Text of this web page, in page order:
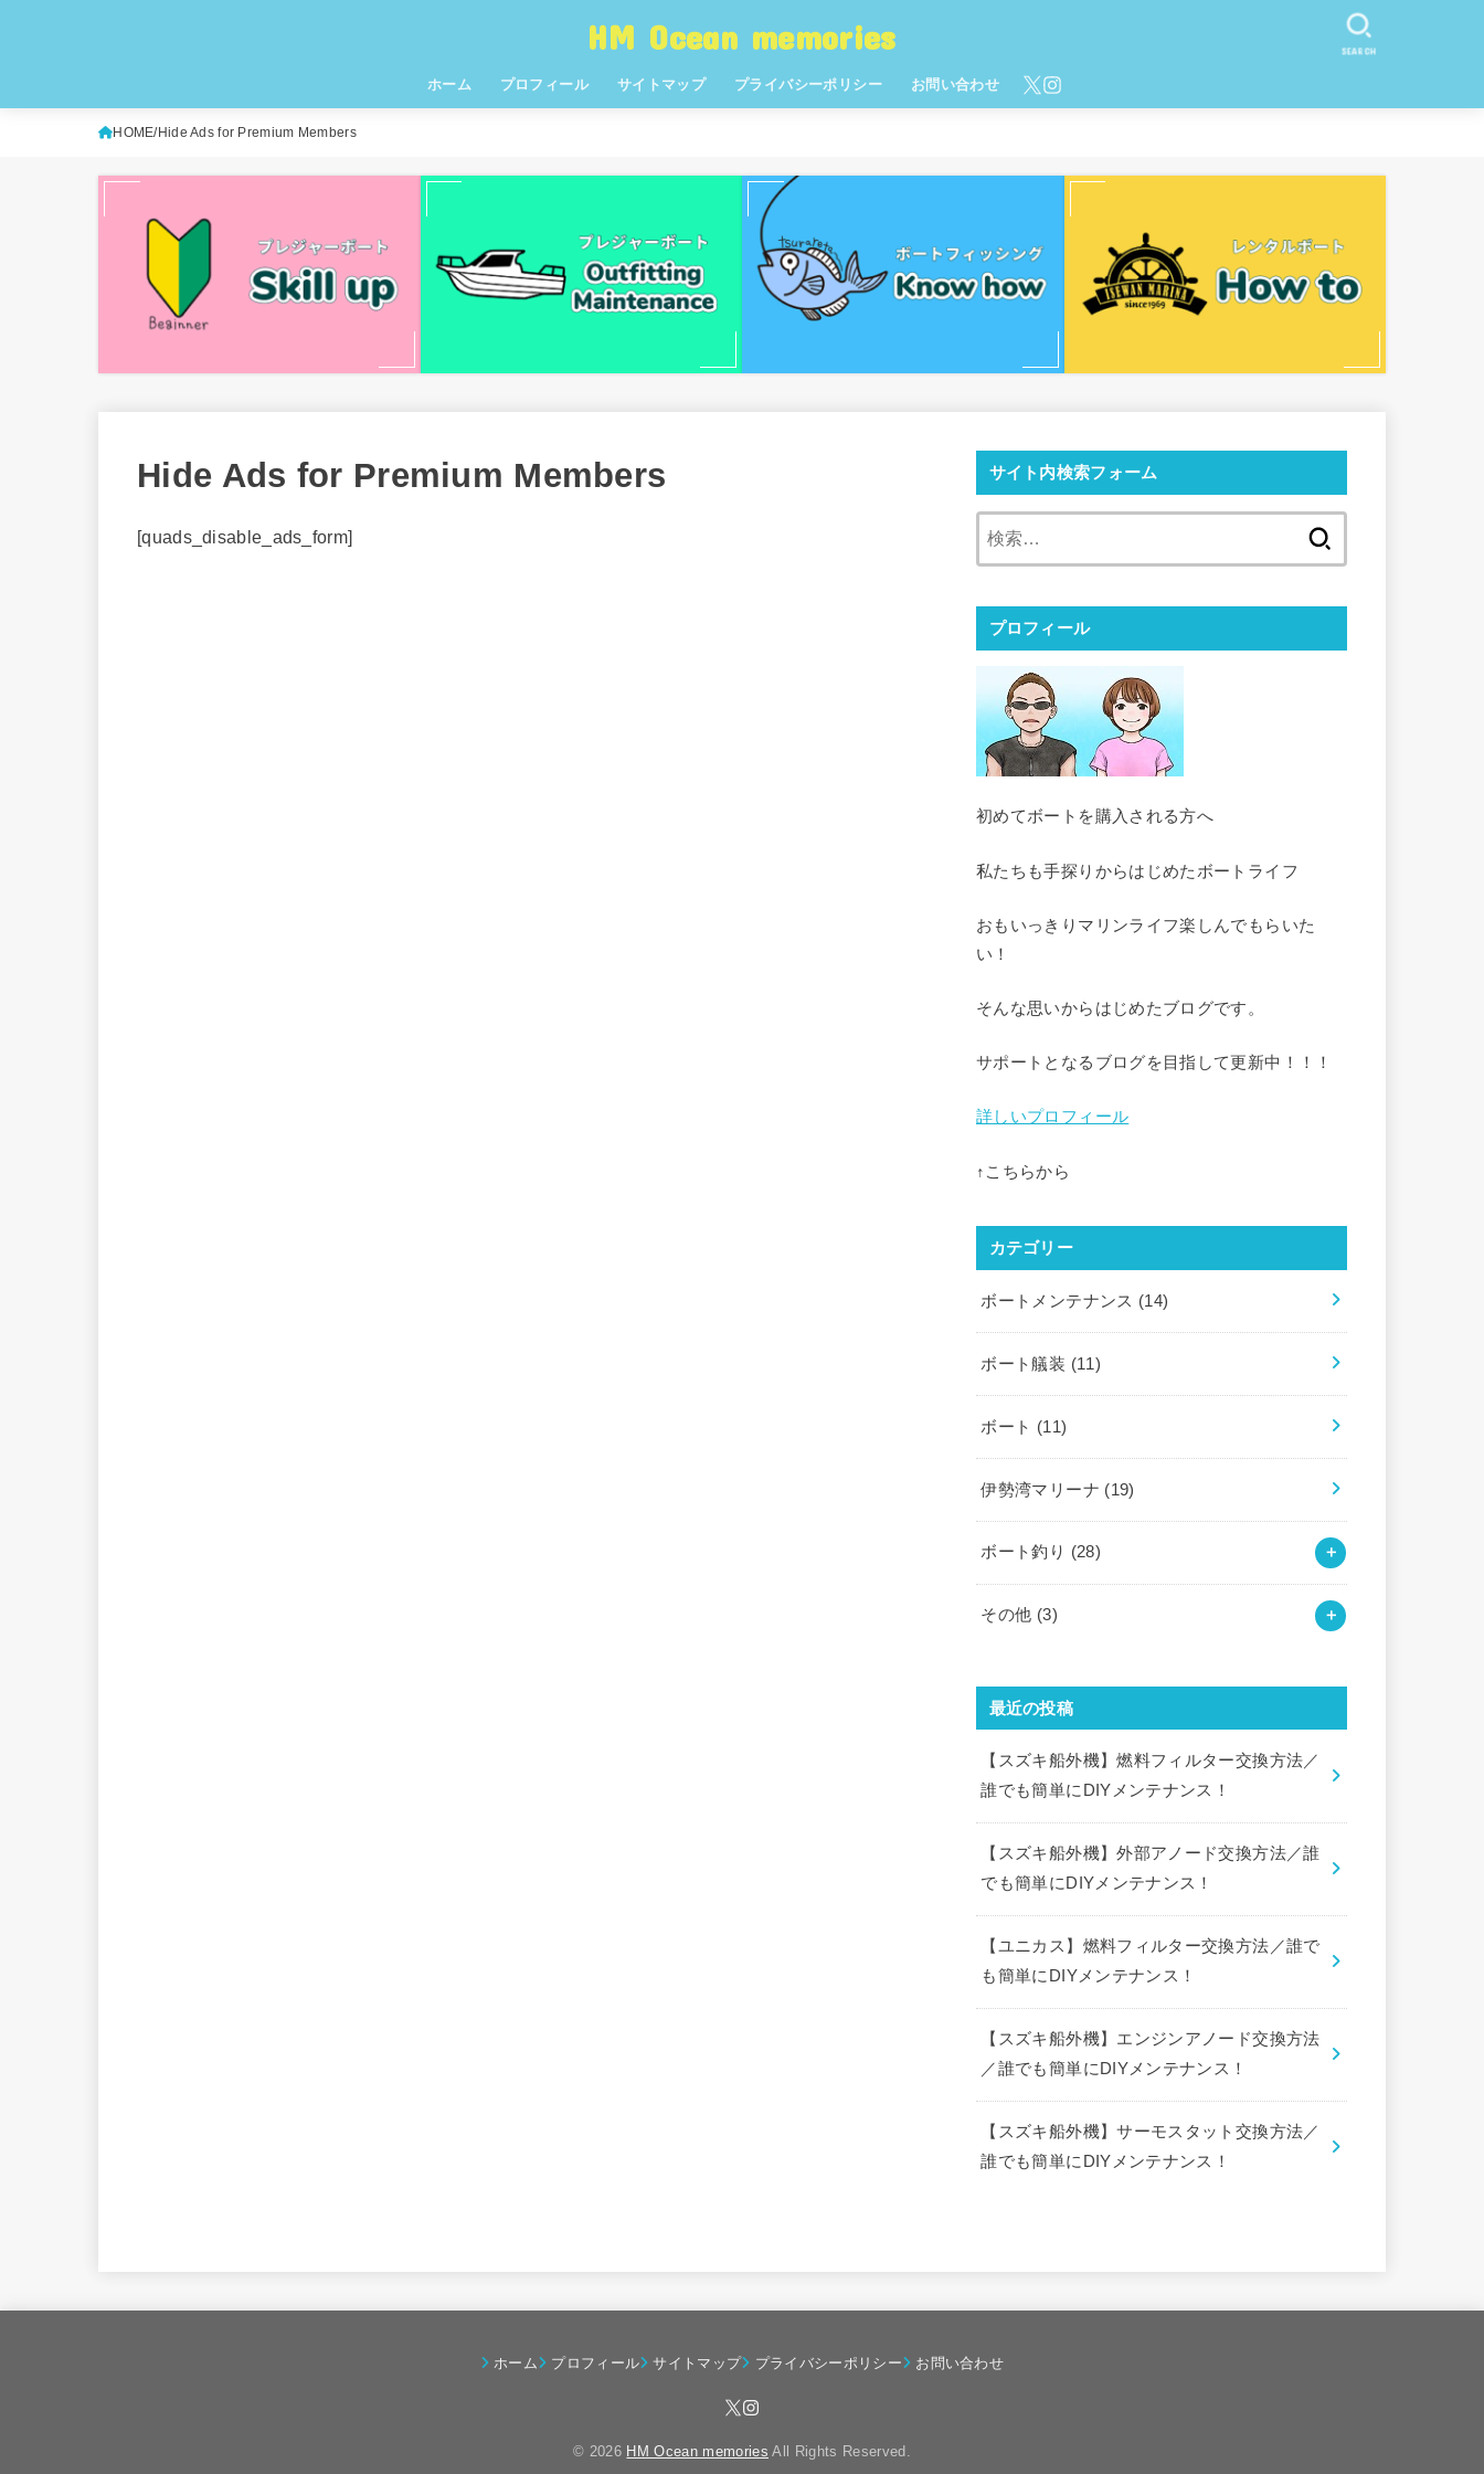
HM Ocean memories
ホーム プロフィール サイトマップ プライバシーポリシー お問い合わせ
SEARCH
HOME Hide Ads for Premium Members
Hide Ads for Premium Members
[quads_disable_ads_form]
サイト内検索フォーム
プロフィール
初めてボートを購入される方へ
私たちも手探りからはじめたボートライフ
おもいっきりマリンライフ楽しんでもらいた
い！
そんな思いからはじめたブログです。
サポートとなるブログを目指して更新中！！！
詳しいプロフィール
↑こちらから
カテゴリー
ボートメンテナンス (14)
ボート艤装 (11)
ボート (11)
伊勢湾マリーナ (19)
ボート釣り (28)
その他 (3)
最近の投稿
【スズキ船外機】燃料フィルター交換方法／
誰でも簡単にDIYメンテナンス！
【スズキ船外機】外部アノード交換方法／誰
でも簡単にDIYメンテナンス！
【ユニカス】燃料フィルター交換方法／誰で
も簡単にDIYメンテナンス！
【スズキ船外機】エンジンアノード交換方法
／誰でも簡単にDIYメンテナンス！
【スズキ船外機】サーモスタット交換方法／
誰でも簡単にDIYメンテナンス！
ホーム プロフィール サイトマップ プライバシーポリシー お問い合わせ
© 2026 HM Ocean memories All Rights Reserved.